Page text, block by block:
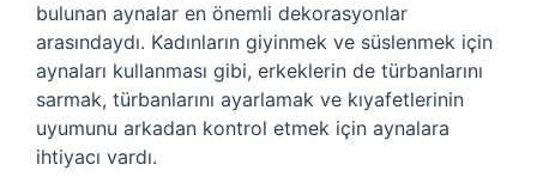
bulunan aynalar en önemli dekorasyonlar
arasındaydı. Kadınların giyinmek ve süslenmek için
aynaları kullanması gibi, erkeklerin de türbanlarını
sarmak, türbanlarını ayarlamak ve kıyafetlerinin
uyumunu arkadan kontrol etmek için aynalara
ihtiyacı vardı.